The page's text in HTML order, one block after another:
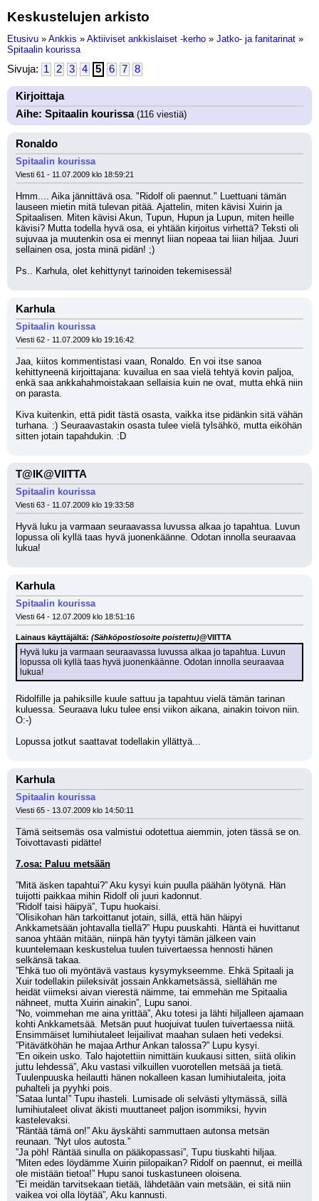
Keskustelujen arkisto
Etusivu » Ankkis » Aktiiviset ankkislaiset -kerho » Jatko- ja fanitarinat »
Spitaalin kourissa
Sivuja: 1 2 3 4 5 6 7 8
Kirjoittaja
Aihe: Spitaalin kourissa(116 viestiä)
Ronaldo
Spitaalin kourissa
Viesti 61 - 11.07.2009 klo 18:59:21
Hmm.... Aika jännittävä osa. "Ridolf oli paennut." Luettuani tämän
lauseen mietin mitä tulevan pitää. Ajattelin, miten kävisi Xuirin ja
Spitaalisen. Miten kävisi Akun, Tupun, Hupun ja Lupun, miten heille
kävisi? Mutta todella hyvä osa, ei yhtään kirjoitus virhettä? Teksti oli
sujuvaa ja muutenkin osa ei mennyt liian nopeaa tai liian hiljaa. Juuri
sellainen osa, josta minä pidän! ;)
Ps.. Karhula, olet kehittynyt tarinoiden tekemisessä!
Karhula
Spitaalin kourissa
Viesti 62 - 11.07.2009 klo 19:16:42
Jaa, kiitos kommentistasi vaan, Ronaldo. En voi itse sanoa
kehittyneenä kirjoittajana: kuvailua en saa vielä tehtyä kovin paljoa,
enkä saa ankkahahmoistakaan sellaisia kuin ne ovat, mutta ehkä niin
on parasta.
Kiva kuitenkin, että pidit tästä osasta, vaikka itse pidänkin sitä vähän
turhana. :) Seuraavastakin osasta tulee vielä tylsähkö, mutta eiköhän
sitten jotain tapahdukin. :D
T@IK@VIITTA
Spitaalin kourissa
Viesti 63 - 11.07.2009 klo 19:33:58
Hyvä luku ja varmaan seuraavassa luvussa alkaa jo tapahtua. Luvun
lopussa oli kyllä taas hyvä juonenkäänne. Odotan innolla seuraavaa
lukua!
Karhula
Spitaalin kourissa
Viesti 64 - 12.07.2009 klo 18:51:16
Lainaus käyttäjältä: (Sähköpostiosoite poistettu)@VIITTA
Hyvä luku ja varmaan seuraavassa luvussa alkaa jo tapahtua. Luvun
lopussa oli kyllä taas hyvä juonenkäänne. Odotan innolla seuraavaa
lukua!
Ridolfille ja pahiksille kuule sattuu ja tapahtuu vielä tämän tarinan
kuluessa. Seuraava luku tulee ensi viikon aikana, ainakin toivon niin.
O:-)
Lopussa jotkut saattavat todellakin yllättyä...
Karhula
Spitaalin kourissa
Viesti 65 - 13.07.2009 klo 14:50:11
Tämä seitsemäs osa valmistui odotettua aiemmin, joten tässä se on.
Toivottavasti pidätte!
7.osa: Paluu metsään
”Mitä äsken tapahtui?” Aku kysyi kuin puulla päähän lyötynä. Hän
tuijotti paikkaa mihin Ridolf oli juuri kadonnut.
”Ridolf taisi häipyä”, Tupu huokaisi.
”Olisikohan hän tarkoittanut jotain, sillä, että hän häipyi
Ankkametsään johtavalla tiellä?” Hupu puuskahti. Häntä ei huvittanut
sanoa yhtään mitään, niinpä hän tyytyi tämän jälkeen vain
kuuntelemaan keskustelua tuulen tuivertaessa hennosti hänen
selkänsä takaa.
”Ehkä tuo oli myöntävä vastaus kysymykseemme. Ehkä Spitaali ja
Xuir todellakin piileksivät jossain Ankkametsässä, siellähän me
heidät viimeksi aivan vierestä näimme, tai emmehän me Spitaalia
nähneet, mutta Xuirin ainakin”, Lupu sanoi.
”No, voimmehan me aina yrittää”, Aku totesi ja lähti hiljalleen ajamaan
kohti Ankkametsää. Metsän puut huojuivat tuulen tuivertaessa niitä.
Ensimmäiset lumihiutaleet leijailivat maahan sulaen heti vedeksi.
”Pitävätköhän he majaa Arthur Ankan talossa?” Lupu kysyi.
”En oikein usko. Talo hajotettiin nimittäin kuukausi sitten, siitä olikin
juttu lehdessä”, Aku vastasi vilkuillen vuorotellen metsää ja tietä.
Tuulenpuuska heilautti hänen nokalleen kasan lumihiutaleita, joita
puhalteli ja pyyhki pois.
”Sataa lunta!” Tupu ihasteli. Lumisade oli selvästi yltymässä, sillä
lumihiutaleet olivat äkisti muuttaneet paljon isommiksi, hyvin
kastelevaksi.
”Räntää tämä on!” Aku äyskähti sammuttaen autonsa metsän
reunaan. ”Nyt ulos autosta.”
”Ja pöh! Räntää sinulla on pääkopassasi”, Tupu tiuskahti hiljaa.
”Miten edes löydämme Xuirin piilopaikan? Ridolf on paennut, ei meillä
ole mistään tietoa!” Hupu sanoi tuskastuneen oloisena.
”Ei meidän tarvitsekaan tietää, lähdetään vain metsään, ei sitä niin
vaikea voi olla löytää”, Aku kannusti.